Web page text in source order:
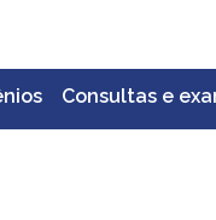
Consultas e